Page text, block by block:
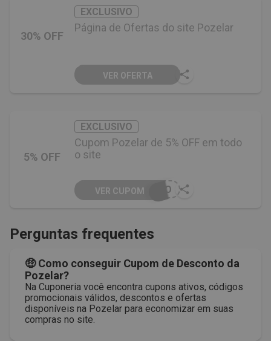
30% OFF
EXCLUSIVO
Página de Ofertas do site Pozelar
VER OFERTA
5% OFF
EXCLUSIVO
Cupom Pozelar de 5% OFF em todo
o site
ERO
VER CUPOM
Perguntas frequentes
🤑 Como conseguir Cupom de Desconto da
Pozelar?
Na Cuponeria você encontra cupons ativos, códigos
promocionais válidos, descontos e ofertas
disponíveis na Pozelar para economizar em suas
compras no site.